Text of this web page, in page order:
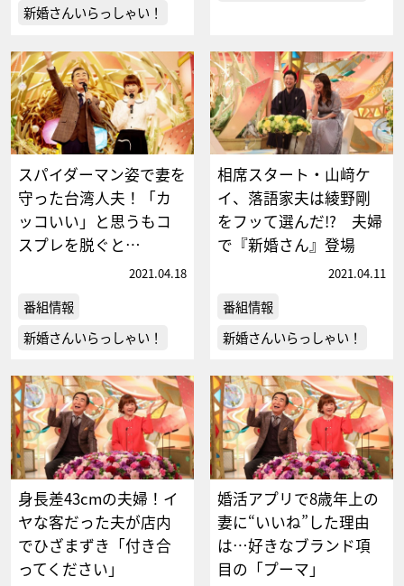
新婚さんいらっしゃい！
スパイダーマン姿で妻を
守った台湾人夫！「カ
ッコいい」と思うもコ
スプレを脱ぐと…
2021.04.18
番組情報
新婚さんいらっしゃい！
相席スタート・山﨑ケ
イ、落語家夫は綾野剛
をフッて選んだ!? 夫婦
で『新婚さん』登場
2021.04.11
番組情報
新婚さんいらっしゃい！
身長差43cmの夫婦！イ
ヤな客だった夫が店内
でひざまずき「付き合
ってください」
婚活アプリで8歳年上の
妻に“いいね”した理由
は…好きなブランド項
目の「プーマ」